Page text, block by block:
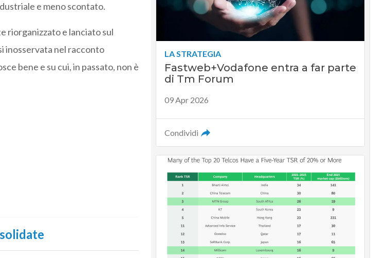
e meno scontato.
riorganizzato e lanciato sul
inosservata nel racconto
bene e su cui, in passato, non è
LA STRATEGIA
Fastweb+Vodafone entra a far parte
di Tm Forum
09 Apr 2026
Condividi